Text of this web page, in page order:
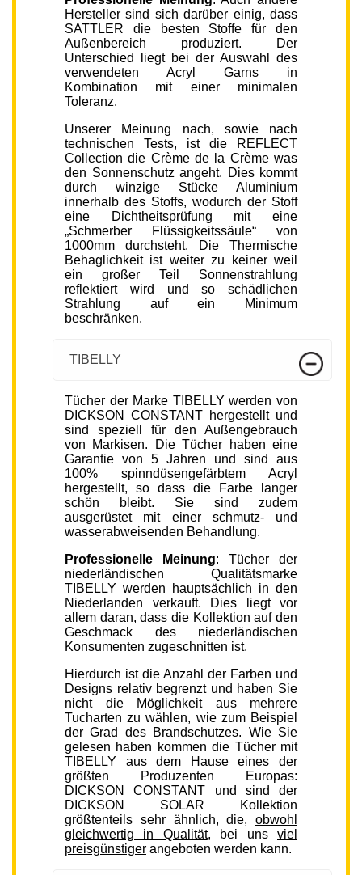
Hersteller sind sich darüber einig, dass
SATTLER die besten Stoffe für den
Außenbereich produziert. Der
Unterschied liegt bei der Auswahl des
verwendeten Acryl Garns in
Kombination mit einer minimalen
Toleranz.
Unserer Meinung nach, sowie nach
technischen Tests, ist die REFLECT
Collection die Crème de la Crème was
den Sonnenschutz angeht. Dies kommt
durch winzige Stücke Aluminium
innerhalb des Stoffs, wodurch der Stoff
eine Dichtheitsprüfung mit eine
„Schmerber Flüssigkeitssäule“ von
1000mm durchsteht. Die Thermische
Behaglichkeit ist weiter zu keiner weil
ein großer Teil Sonnenstrahlung
reflektiert wird und so schädlichen
Strahlung auf ein Minimum
beschränken.
TIBELLY
Tücher der Marke TIBELLY werden von
DICKSON CONSTANT hergestellt und
sind speziell für den Außengebrauch
von Markisen. Die Tücher haben eine
Garantie von 5 Jahren und sind aus
100% spinndüsengefärbtem Acryl
hergestellt, so dass die Farbe langer
schön bleibt. Sie sind zudem
ausgerüstet mit einer schmutz- und
wasserabweisenden Behandlung.
Professionelle Meinung: Tücher der
niederländischen Qualitätsmarke
TIBELLY werden hauptsächlich in den
Niederlanden verkauft. Dies liegt vor
allem daran, dass die Kollektion auf den
Geschmack des niederländischen
Konsumenten zugeschnitten ist.
Hierdurch ist die Anzahl der Farben und
Designs relativ begrenzt und haben Sie
nicht die Möglichkeit aus mehrere
Tucharten zu wählen, wie zum Beispiel
der Grad des Brandschutzes. Wie Sie
gelesen haben kommen die Tücher mit
TIBELLY aus dem Hause eines der
größten Produzenten Europas:
DICKSON CONSTANT und sind der
DICKSON SOLAR Kollektion
größtenteils sehr ähnlich, die, obwohl
gleichwertig in Qualität, bei unsviel
preisgünstiger angeboten werden kann.